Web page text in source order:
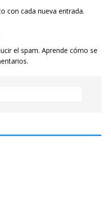
con cada nueva entrada.
el spam. Aprende cómo se